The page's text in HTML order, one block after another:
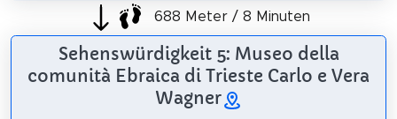
688 Meter / 8 Minuten
Sehenswürdigkeit 5: Museo della
comunità Ebraica di Trieste Carlo e Vera
Wagner